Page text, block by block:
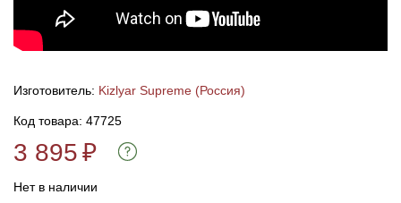
Изготовитель: Kizlyar Supreme (Россия)
Код товара: 47725
3 895₽
Нет в наличии
Линейки для настройки лука
Полочки для лука
Охотничьи ножи
Ножи складные